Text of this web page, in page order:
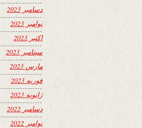
دسامبر 2023
نوامبر 2023
اکتبر 2023
سپتامبر 2023
مارس 2023
فوریه 2023
ژانویه 2023
دسامبر 2022
نوامبر 2022